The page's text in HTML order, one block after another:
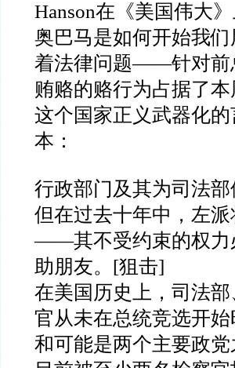
Hanson在《美国伟大
奥巴马是如何开始我们
着法律问题——针对
贿赂的赂行为占据了
这个国家正义武器化
本：
行政部门及其为司法
但在过去十年中，左
——其不受约束的权
助朋友。 [狙击]
在美国历史上，司法
官从未在总统竞选开
和可能是两个主要政